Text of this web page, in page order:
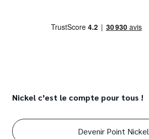
Nickel c’est le compte pour tous !
Devenir Point Nickel